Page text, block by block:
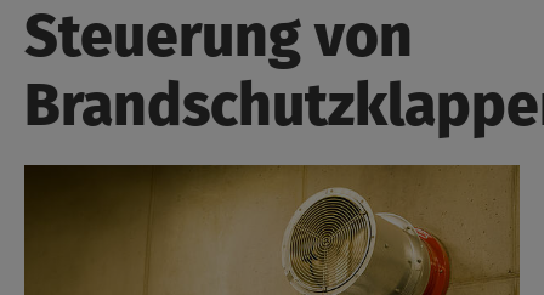
Steuerung von